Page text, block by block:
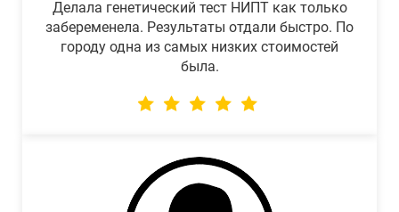
Делала генетический тест НИПТ как только
забеременела. Результаты отдали быстро. По
городу одна из самых низких стоимостей
была.